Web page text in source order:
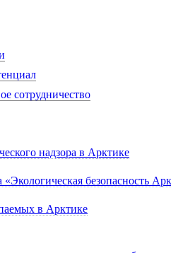
сотрудничество
надзора в Арктике
безопасность
в Арктике